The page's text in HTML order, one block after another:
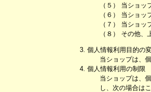
（５） 当ショ
（６） 当ショ
（７） 当ショ
（８） その他
3. 個人情報利用目的の
当ショップは、
4. 個人情報利用の制限
当ショップは、
し、次の場合は